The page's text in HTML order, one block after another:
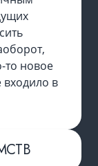
то новое
входило в